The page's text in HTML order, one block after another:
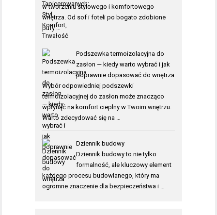
w tworzeniu stylowego i komfortowego
wnętrza. Od sof i foteli po bogato zdobione
pufy …
Podszewka termoizolacyjna do
zasłon — kiedy warto wybrać i jak
poprawnie dopasować do wnętrza
Wybór odpowiedniej podszewki
termoizolacyjnej do zasłon może znacząco
wpłynąć na komfort cieplny w Twoim wnętrzu.
Warto zdecydować się na …
Dziennik budowy
Dziennik budowy to nie tylko
formalność, ale kluczowy element
każdego procesu budowlanego, który ma
ogromne znaczenie dla bezpieczeństwa i …